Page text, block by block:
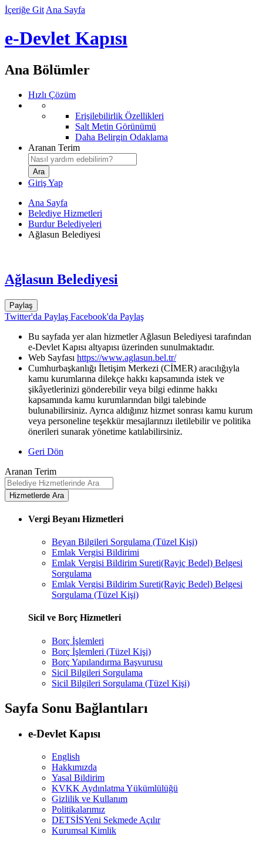
İçeriğe Git Ana Sayfa
e-Devlet Kapısı
Ana Bölümler
Hızlı Çözüm
Erişilebilirlik Özellikleri
Salt Metin Görünümü
Daha Belirgin Odaklama
Aranan Terim
Giriş Yap
Ana Sayfa
Belediye Hizmetleri
Burdur Belediyeleri
Ağlasun Belediyesi
Ağlasun Belediyesi
Paylaş
Twitter'da Paylaş Facebook'da Paylaş
Bu sayfada yer alan hizmetler Ağlasun Belediyesi tarafından
e-Devlet Kapısı altyapısı üzerinden sunulmaktadır.
Web Sayfası https://www.aglasun.bel.tr/
Cumhurbaşkanlığı İletişim Merkezi (CİMER) aracılığıyla
kamu kurumlarına dilekçe hakkı kapsamında istek ve
şikâyetlerinizi gönderebilir veya bilgi edinme hakkı
kapsamında kamu kurumlarından bilgi talebinde
bulunabilirsiniz. Ayrıca aldığınız hizmet sonrası kamu kurum
veya personeline teşekkür mesajlarınızı iletilebilir ve politika
önerileri sunarak yönetime katılabilirsiniz.
Geri Dön
Aranan Terim
Vergi Beyanı Hizmetleri
Beyan Bilgileri Sorgulama (Tüzel Kişi)
Emlak Vergisi Bildirimi
Emlak Vergisi Bildirim Sureti(Rayiç Bedel) Belgesi
Sorgulama
Emlak Vergisi Bildirim Sureti(Rayiç Bedel) Belgesi
Sorgulama (Tüzel Kişi)
Sicil ve Borç Hizmetleri
Borç İşlemleri
Borç İşlemleri (Tüzel Kişi)
Borç Yapılandırma Başvurusu
Sicil Bilgileri Sorgulama
Sicil Bilgileri Sorgulama (Tüzel Kişi)
Sayfa Sonu Bağlantıları
e-Devlet Kapısı
English
Hakkımızda
Yasal Bildirim
KVKK Aydınlatma Yükümlülüğü
Gizlilik ve Kullanım
Politikalarımız
DETSİSYeni Sekmede Açılır
Kurumsal Kimlik